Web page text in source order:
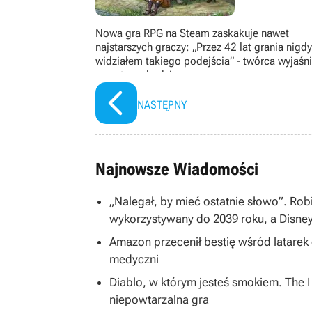
Nowa gra RPG na Steam zaskakuje nawet
najstarszych graczy: „Przez 42 lat grania
widziałem takiego podejścia” - twórca
co w tym chodzi
NASTĘPNY
Najnowsze Wiadomości
„Nalegał, by mieć ostatnie słowo”.
wykorzystywany do 2039 roku, a
Amazon przecenił bestię wśród
medyczni
Diablo, w którym jesteś smokiem.
niepowtarzalna gra